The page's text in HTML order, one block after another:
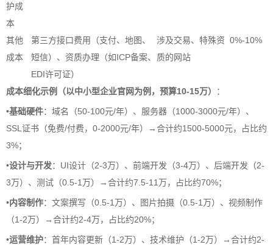
护成
本
其他
成本
第三方接口费用（支付、地图、
短信）、资质办理（如ICP备案、
EDI许可证）
涉及交易、特殊资
质的网站
0%-10%
成本细化示例（以中小型企业官网为例，预算10-15万） ：
•基础硬件：域名（50-100元/年）、服务器（1000-3000元/年）、
SSL证书（免费/付费，0-2000元/年）→合计约1500-5000元，占比约
3%；
•设计与开发：UI设计（2-3万）、前端开发（3-4万）、后端开发（2-
3万）、测试（0.5-1万）→合计约7.5-11万，占比约70%；
•内容制作：文案撰写（0.5-1万）、图片拍摄（0.5-1万）、视频制作
（1-2万）→合计约2-4万，占比约20%；
•运营维护：首年内容更新（1-2万）、技术维护（1-2万）→合计约2-